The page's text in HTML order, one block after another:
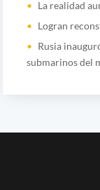
La realidad
Logran
Rusia
submarinos del